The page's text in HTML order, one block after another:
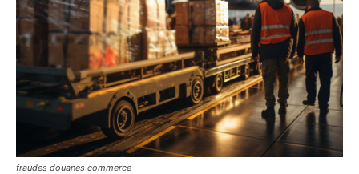
fraudes douanes commerce